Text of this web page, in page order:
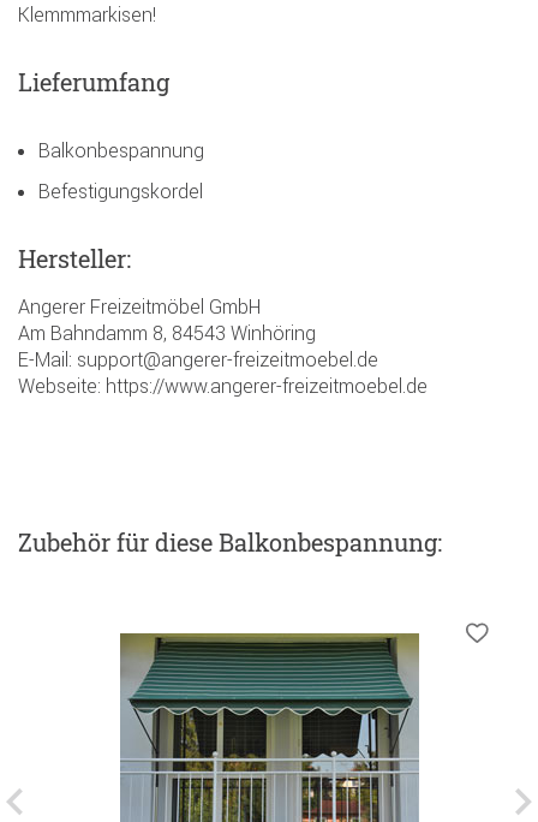
Klemmmarkisen!
Lieferumfang
Balkonbespannung
Befestigungskordel
Hersteller:
Angerer Freizeitmöbel GmbH
Am Bahndamm 8, 84543 Winhöring
E-Mail: support@angerer-freizeitmoebel.de
Webseite: https://www.angerer-freizeitmoebel.de
Zubehörfür diese Balkonbespannung: